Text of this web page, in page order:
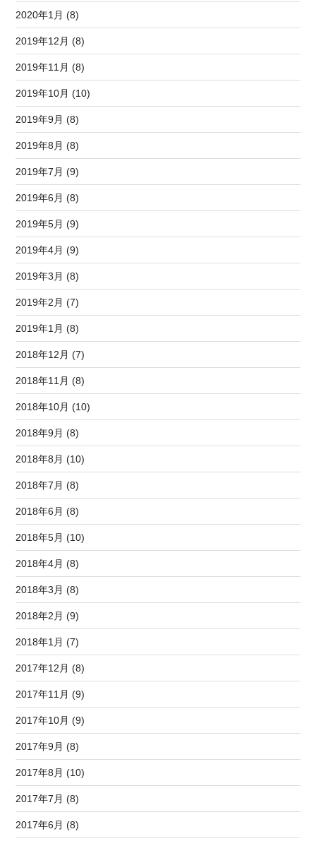
2020年1月 (8)
2019年12月 (8)
2019年11月 (8)
2019年10月 (10)
2019年9月 (8)
2019年8月 (8)
2019年7月 (9)
2019年6月 (8)
2019年5月 (9)
2019年4月 (9)
2019年3月 (8)
2019年2月 (7)
2019年1月 (8)
2018年12月 (7)
2018年11月 (8)
2018年10月 (10)
2018年9月 (8)
2018年8月 (10)
2018年7月 (8)
2018年6月 (8)
2018年5月 (10)
2018年4月 (8)
2018年3月 (8)
2018年2月 (9)
2018年1月 (7)
2017年12月 (8)
2017年11月 (9)
2017年10月 (9)
2017年9月 (8)
2017年8月 (10)
2017年7月 (8)
2017年6月 (8)